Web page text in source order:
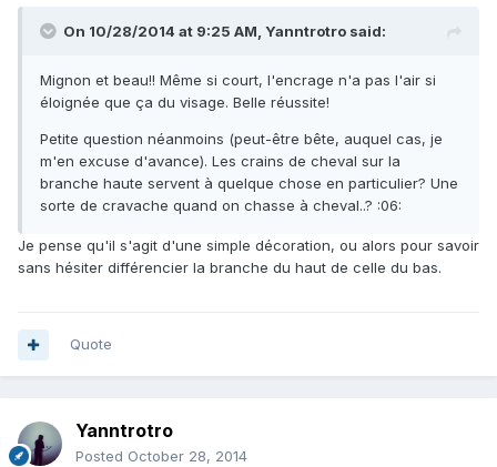
On 10/28/2014 at 9:25 AM, Yanntrotro said:
Mignon et beau!! Même si court, l'encrage n'a pas l'air si
éloignée que ça du visage. Belle réussite!
Petite question néanmoins (peut-être bête, auquel cas, je
m'en excuse d'avance). Les crains de cheval sur la
branche haute servent à quelque chose en particulier? Une
sorte de cravache quand on chasse à cheval..? :06:
Je pense qu'il s'agit d'une simple décoration, ou alors pour savoir
sans hésiter différencier la branche du haut de celle du bas.
Quote
Yanntrotro
Posted October 28, 2014